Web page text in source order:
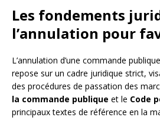
Les fondements
l’annulation pour
L’annulation d’une commande
repose sur un cadre juridique strict,
des procédures de passation des
la commande publique et le Code
principaux textes de référence en la